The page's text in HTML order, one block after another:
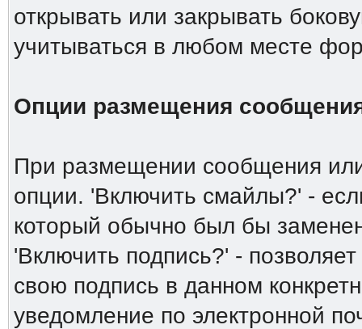
открывать или закрывать
учитываться в любом месте
Опции размещения
При размещении сообщения
опции. 'Включить смайлы?' -
который обычно был бы
'Включить подпись?' -
свою подпись в данном
уведомление по электронной